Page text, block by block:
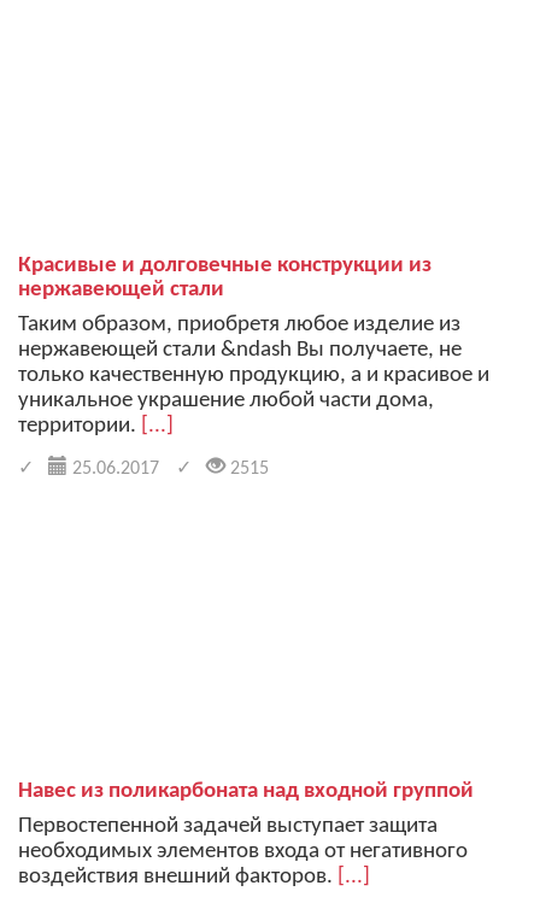
Красивые и долговечные конструкции из
нержавеющей стали
Таким образом, приобретя любое изделие из
нержавеющей стали &ndash Вы получаете, не
только качественную продукцию, а и красивое и
уникальное украшение любой части дома,
территории.
[...]
25.06.2017 2515
Навес из поликарбоната над входной группой
Первостепенной задачей выступает защита
необходимых элементов входа от негативного
воздействия внешний факторов.
[...]